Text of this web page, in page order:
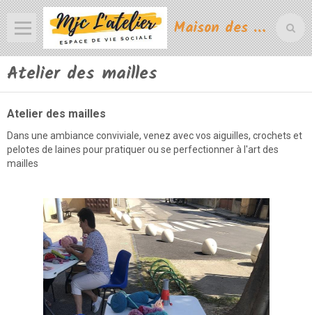
Maison des jeunes et de la culture de Monteux
Atelier des mailles
Atelier des mailles
Dans une ambiance conviviale, venez avec vos aiguilles, crochets et
pelotes de laines pour pratiquer ou se perfectionner à l'art des
mailles